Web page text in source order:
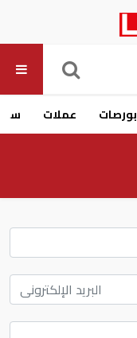
بورصات عملات